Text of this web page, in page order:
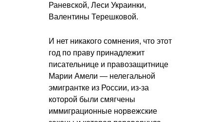
Раневской, Леси Украинки,
Валентины Терешковой.
И нет никакого сомнения, что этот
год по праву принадлежит
писательнице и правозащитнице
Марии Амели — нелегальной
эмигрантке из России, из-за
которой были смягчены
иммиграционные норвежские